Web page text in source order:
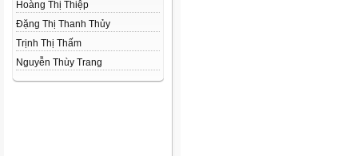
Hoàng Thị Thiệp
Đặng Thị Thanh Thủy
Trịnh Thị Thấm
Nguyễn Thùy Trang